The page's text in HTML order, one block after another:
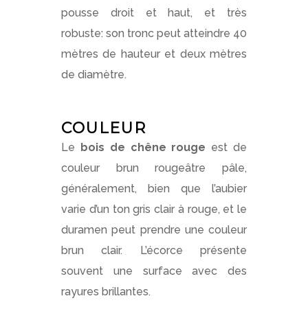
pousse droit et haut, et très
robuste: son tronc peut atteindre 40
mètres de hauteur et deux mètres
de diamètre.
COULEUR
Le bois de chêne rouge est de
couleur brun rougeâtre pâle,
généralement, bien que l’aubier
varie d’un ton gris clair à rouge, et le
duramen peut prendre une couleur
brun clair. L’écorce présente
souvent une surface avec des
rayures brillantes.